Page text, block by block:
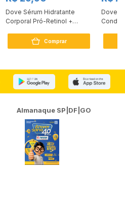
Dove Sérum Hidratante
Corporal Pró-Retinol +
Comprar
Dove
Almanaque SP|DF|GO